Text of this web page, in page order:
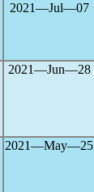
2021―Jul―07
2021―Jun―28
2021―May―25